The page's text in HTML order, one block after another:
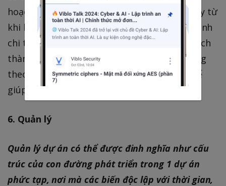
hoạch dự án là một khâu rất quan trọng ngay từ
khi bắt đầu dự án. Lập và tuân theo 1 tiến trình
chi tiết sẽ giúp dự án có thể hoàn thành 1 cách
thành công . Sẽ không vấn đề gì nếu bạn đang
theo quy trình agile, hay waterfall , nó có thể
giúp bạn đo lường và lập kế hoạch dự án.
6. Quản lý
Quản lý dự án có thể được đinh nghĩa như cấu
trúc của con đường phát triển trong 1 dự án
phức tạp, nơi mà các biến độc lập với thời gian,